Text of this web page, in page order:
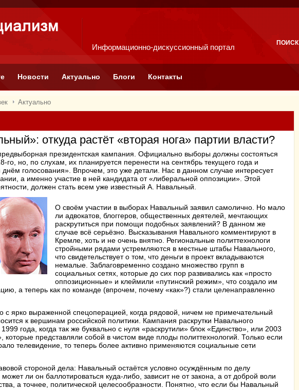
Информационно-дискуссионный портал ПОИСК
Новости Актуально Блоги Контакты
Актуально
откуда растёт «вторая нога» партии власти?
президентская кампания. Официально выборы должны состояться
го, но, по слухам, их планируется перенести на сентябрь текущего года и
голосования». Впрочем, это уже детали. Нас в данном случае интересует
а именно участие в ней кандидата от «либеральной оппозиции». Этой
должен стать всем уже известный А. Навальный.
О своём участии в выборах Навальный заявил самолично. Но мало
ли адвокатов, блоггеров, общественных деятелей, мечтающих
раскрутиться при помощи подобных заявлений? В данном же
случае всё серьёзно. Высказывания Навального комментируют в
Кремле, хоть и не очень внятно. Региональные политтехнологи
стройными рядами устремляются в местные штабы Навального,
что свидетельствует о том, что деньги в проект вкладываются
немалые. Заблаговременно создано множество групп в
социальных сетях, которые до сих пор развивались как «просто
оппозиционные» и клеймили «путинский режим», что создало им
а теперь как по команде (впрочем, почему «как»?) стали целенаправленно
с ярко выраженной спецоперацией, когда рядовой, ничем не примечательный
к вершинам российской политики. Кампания раскрутки Навального
года, когда так же буквально с нуля «раскрутили» блок «Единство», или 2003
которые представляли собой в чистом виде плоды политтехнологий. Только если
телевидение, то теперь более активно применяются социальные сети
стороной дела: Навальный остаётся условно осуждённым по делу
ли он баллотироваться куда-либо, зависит не от закона, а от доброй воли
а точнее, политической целесообразности. Понятно, что если бы Навальный